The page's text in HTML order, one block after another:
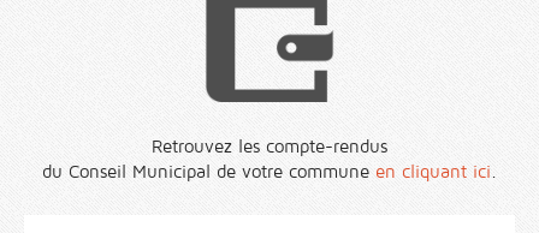
Retrouvez les compte-rendus
du Conseil Municipal de votre commune en cliquant ici